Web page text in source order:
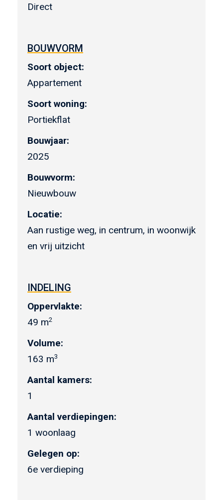
Direct
BOUWVORM
Soort object:
Appartement
Soort woning:
Portiekflat
Bouwjaar:
2025
Bouwvorm:
Nieuwbouw
Locatie:
Aan rustige weg, in centrum, in woonwijk
en vrij uitzicht
INDELING
Oppervlakte:
49 m2
Volume:
163 m3
Aantal kamers:
1
Aantal verdiepingen:
1 woonlaag
Gelegen op:
6e verdieping